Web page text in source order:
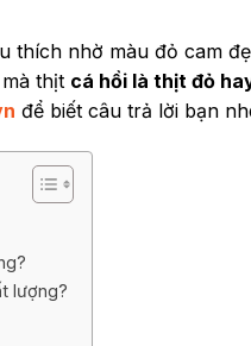
thích nhờ màu đỏ cam
thịt cá hồi là thịt đỏ
để biết câu trả lời bạn
lượng?